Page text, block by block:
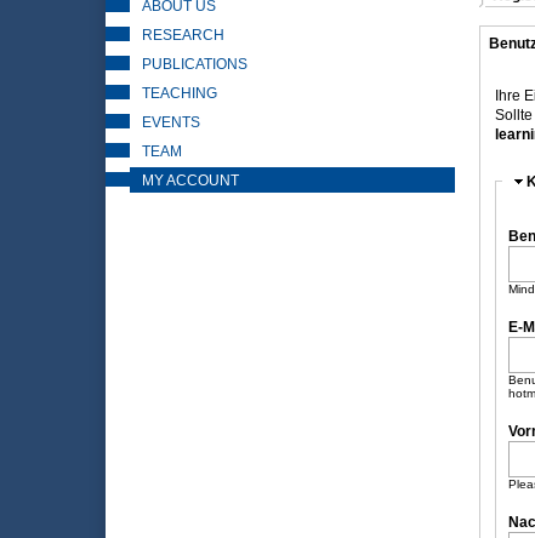
Ihre
E-
ABOUT US
RESEARCH
PUBLICATIONS
TEACHING
EVENTS
TEAM
MY ACCOUNT